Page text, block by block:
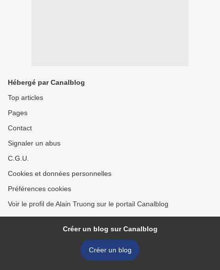
Hébergé par Canalblog
Top articles
Pages
Contact
Signaler un abus
C.G.U.
Cookies et données personnelles
Préférences cookies
Voir le profil de Alain Truong sur le portail Canalblog
Créer un blog sur Canalblog
Créer un blog